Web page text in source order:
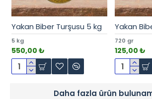
5 kg
Yakan Biber Turşusu 5 kg
550,00 ₺
720 gr
125,00 ₺
Daha fazla ürün